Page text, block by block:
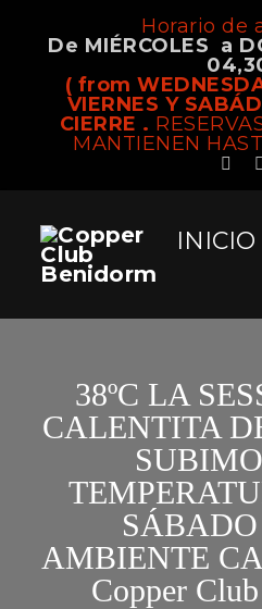
Horario de
De MIÉRCOLES a
( from
VIERNES Y
CIERRE .
MANTIENEN
INICIO
38ºC LA
CALENTITA
AMBIENTE
Copper